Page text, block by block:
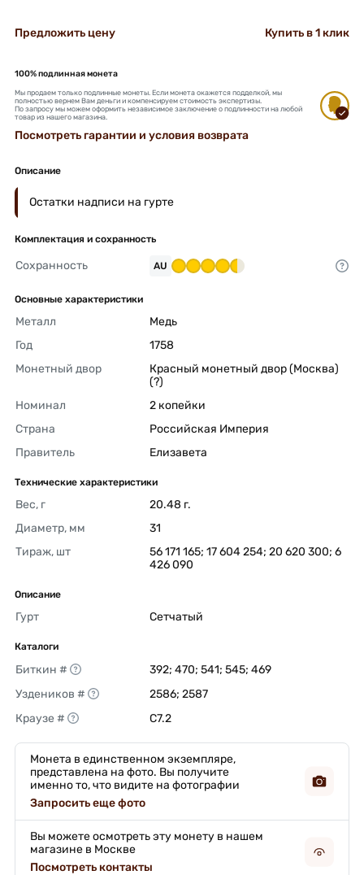
Предложить цену Купить в 1 клик
100% подлинная монета
Мы продаем только подлинные монеты. Если монета окажется подделкой, мы
полностью вернем Вам деньги и компенсируем стоимость экспертизы.
По запросу мы можем оформить независимое заключение о подлинности на любой
товар из нашего магазина.
Посмотреть гарантии и условия возврата
Описание
Остатки надписи на гурте
Комплектация и сохранность
Сохранность AU
Основные характеристики
Металл
Медь
Год
1758
Монетный двор
Красный монетный двор (Москва)
(?)
Номинал
2 копейки
Страна
Российская Империя
Правитель
Елизавета
Технические характеристики
Вес, г
20.48 г.
Диаметр, мм
31
Тираж, шт
56 171 165; 17 604 254; 20 620 300; 6
426 090
Описание
Гурт Сетчатый
Каталоги
Биткин #
392; 470; 541; 545; 469
Уздеников #
2586; 2587
Краузе #
C7.2
Монета в единственном экземпляре,
представлена на фото. Вы получите
именно то, что видите на фотографии
Запросить еще фото
Вы можете осмотреть эту монету в нашем
магазине в Москве
Посмотреть контакты